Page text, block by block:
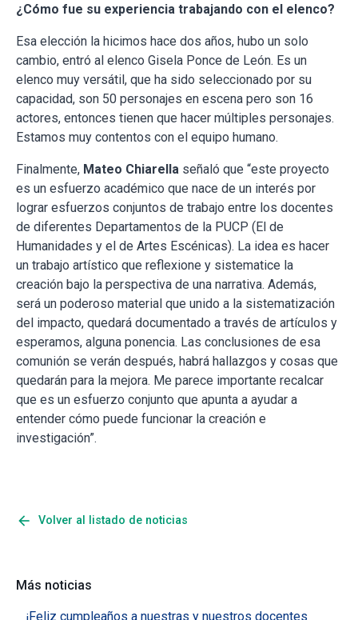
¿Cómo fue su experiencia trabajando con el elenco?
Esa elección la hicimos hace dos años, hubo un solo
cambio, entró al elenco Gisela Ponce de León. Es un
elenco muy versátil, que ha sido seleccionado por su
capacidad, son 50 personajes en escena pero son 16
actores, entonces tienen que hacer múltiples personajes.
Estamos muy contentos con el equipo humano.
Finalmente, Mateo Chiarella señaló que “este proyecto
es un esfuerzo académico que nace de un interés por
lograr esfuerzos conjuntos de trabajo entre los docentes
de diferentes Departamentos de la PUCP (El de
Humanidades y el de Artes Escénicas). La idea es hacer
un trabajo artístico que reflexione y sistematice la
creación bajo la perspectiva de una narrativa. Además,
será un poderoso material que unido a la sistematización
del impacto, quedará documentado a través de artículos y
esperamos, alguna ponencia. Las conclusiones de esa
comunión se verán después, habrá hallazgos y cosas que
quedarán para la mejora. Me parece importante recalcar
que es un esfuerzo conjunto que apunta a ayudar a
entender cómo puede funcionar la creación e
investigación”.
arrow_back Volver al listado de noticias
Más noticias
¡Feliz cumpleaños a nuestras y nuestros docentes